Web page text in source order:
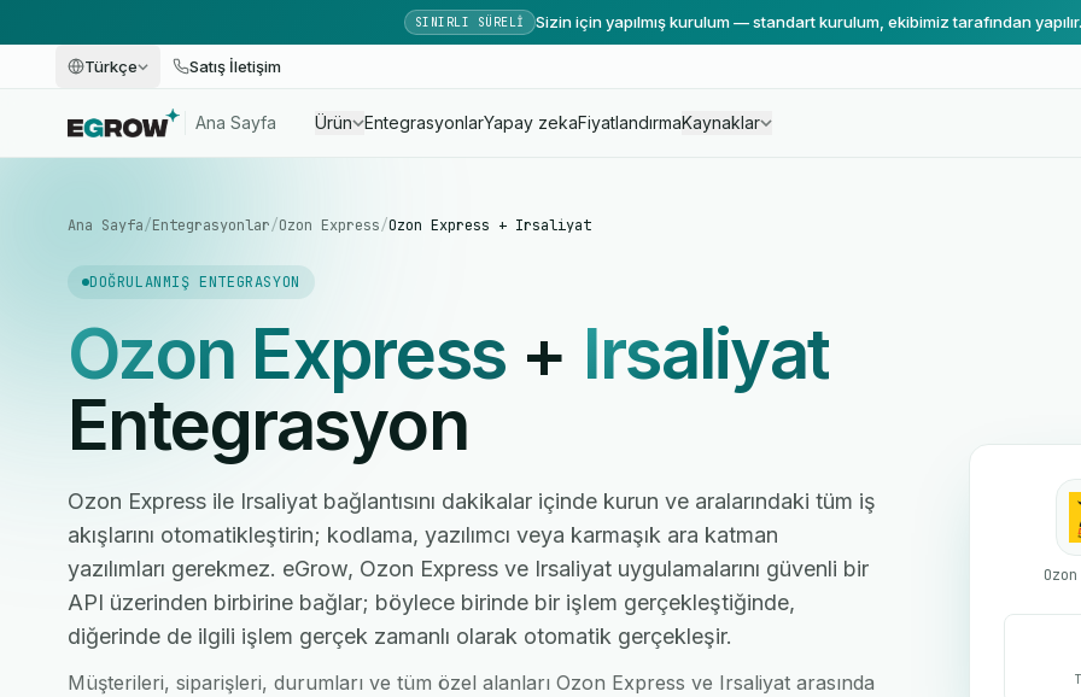
SINIRLI SÜRELI Sizin için yapılmış kurulum — standart kurulum, ekibimiz tarafından yapılır.
Türkçe Satış İletişim
Ana Sayfa Ürün EntegrasyonlarYapay zekaFiyatlandırmaKaynaklar
Ana Sayfa/Entegrasyonlar/Ozon Express/Ozon Express + Irsaliyat
DOĞRULANMIŞ ENTEGRASYON
Ozon Express + Irsaliyat
Entegrasyon
Ozon Express ile Irsaliyat bağlantısını dakikalar içinde kurun ve aralarındaki tüm iş
akışlarını otomatikleştirin; kodlama, yazılımcı veya karmaşık ara katman
yazılımları gerekmez. eGrow, Ozon Express ve Irsaliyat uygulamalarını güvenli bir
API üzerinden birbirine bağlar; böylece birinde bir işlem gerçekleştiğinde,
diğerinde de ilgili işlem gerçek zamanlı olarak otomatik gerçekleşir.
Müşterileri, siparişleri, durumları ve tüm özel alanları Ozon Express ve Irsaliyat arasında